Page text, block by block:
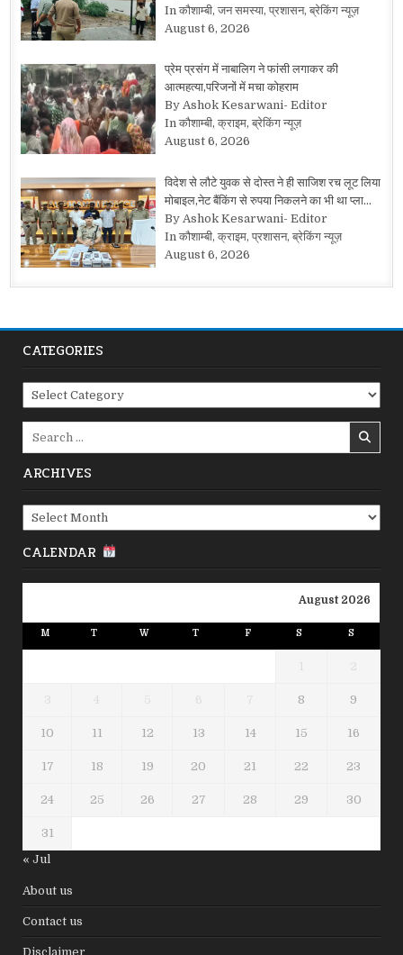
In कौशाम्बी, जन समस्या, प्रशासन, ब्रेकिंग न्यूज़
August 6, 2026
प्रेम प्रसंग में नाबालिग ने फांसी लगाकर की
आत्महत्या,परिजनों में मचा कोहराम
By Ashok Kesarwani- Editor
In कौशाम्बी, क्राइम, ब्रेकिंग न्यूज़
August 6, 2026
विदेश से लौटे युवक से दोस्त ने ही साजिश रच लूट लिया
मोबाइल,नेट बैंकिंग से रुपया निकलने का भी था प्ला…
By Ashok Kesarwani- Editor
In कौशाम्बी, क्राइम, प्रशासन, ब्रेकिंग न्यूज़
August 6, 2026
CATEGORIES
Categories
ARCHIVES
Archives
CALENDAR
August 2026
M T W T F S S
1 2
3 4 5 6 7 8 9
10 11 12 13 14 15 16
17 18 19 20 21 22 23
24 25 26 27 28 29 30
31
« Jul
About us
Contact us
Disclaimer